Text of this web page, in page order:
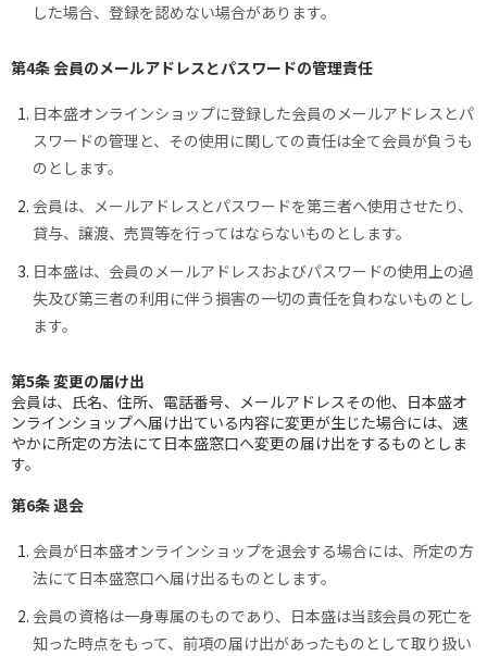
した場合、登録を認めない場合があります。
第4条 会員のメールアドレスとパスワードの管理責任
日本盛オンラインショップに登録した会員のメールアドレスとパ
スワードの管理と、その使用に関しての責任は全て会員が負うも
のとします。
会員は、メールアドレスとパスワードを第三者へ使用させたり、
貸与、譲渡、売買等を行ってはならないものとします。
日本盛は、会員のメールアドレスおよびパスワードの使用上の過
失及び第三者の利用に伴う損害の一切の責任を負わないものとし
ます。
第5条 変更の届け出
会員は、氏名、住所、電話番号、メールアドレスその他、日本盛オ
ンラインショップへ届け出ている内容に変更が生じた場合には、速
やかに所定の方法にて日本盛窓口へ変更の届け出をするものとしま
す。
第6条 退会
会員が日本盛オンラインショップを退会する場合には、所定の方
法にて日本盛窓口へ届け出るものとします。
会員の資格は一身専属のものであり、日本盛は当該会員の死亡を
知った時点をもって、前項の届け出があったものとして取り扱い